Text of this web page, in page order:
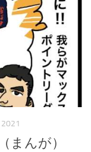
2021
まんが）